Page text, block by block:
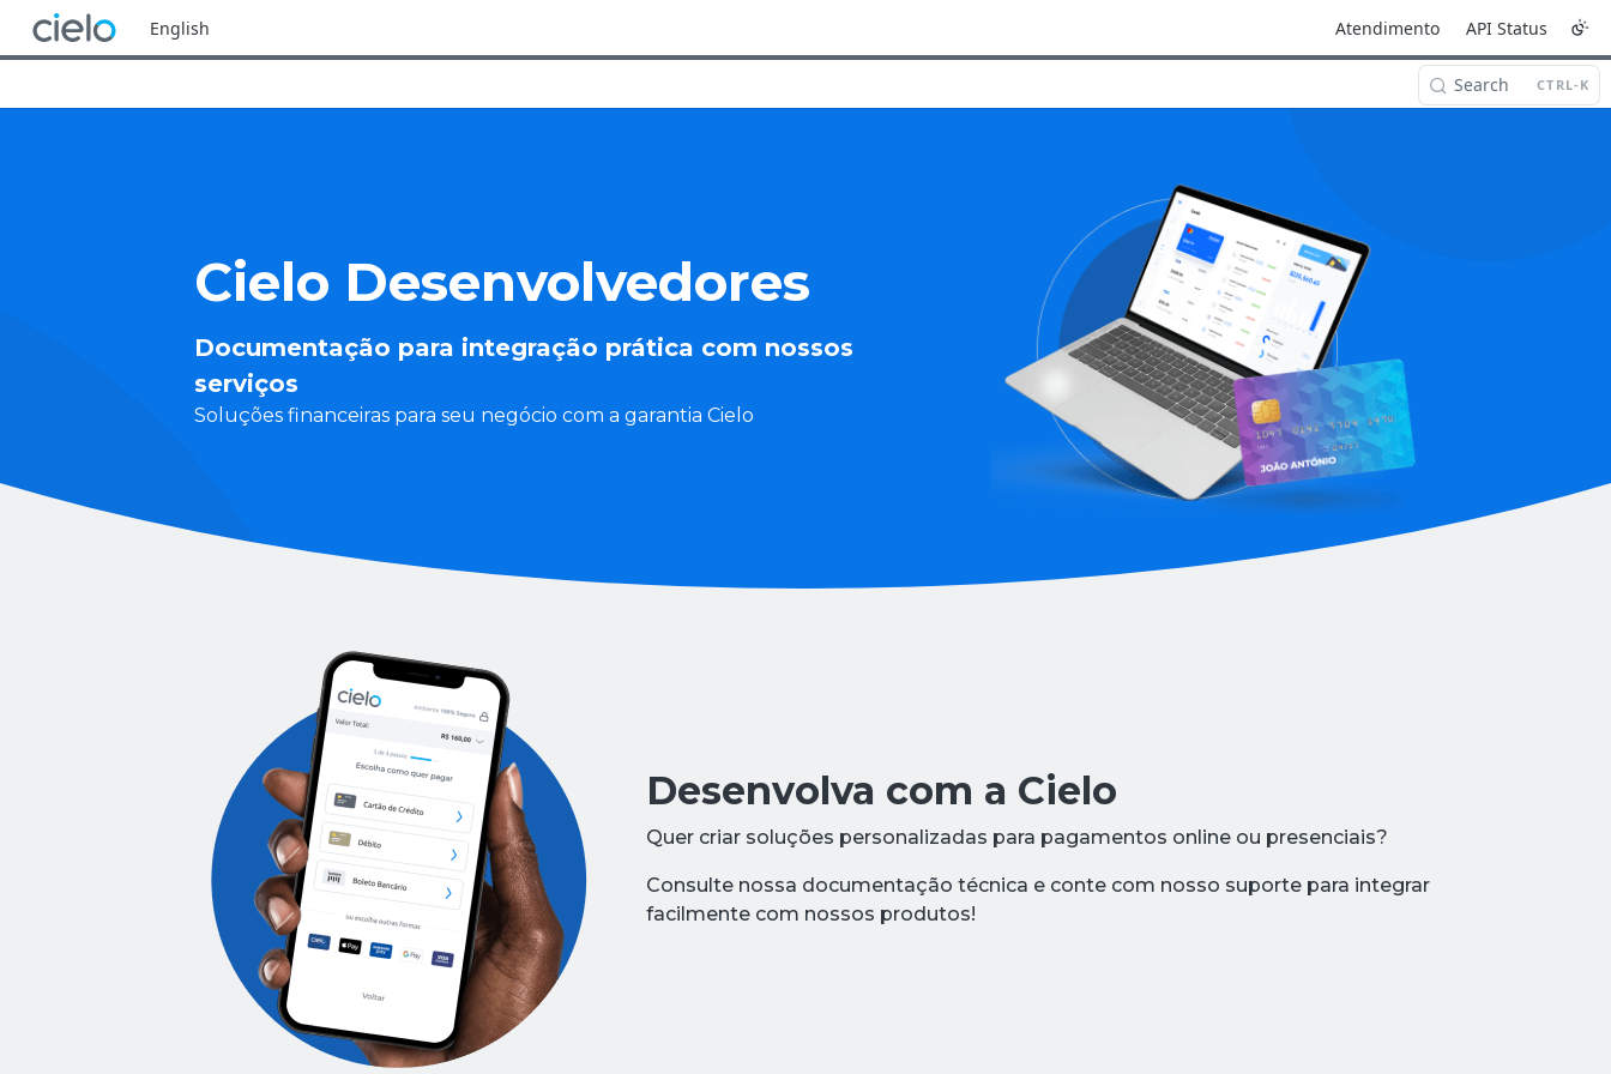
English Atendimento API Status
Search CTRL-K
Cielo Desenvolvedores
Documentação para integração prática com nossos
serviços
Soluções financeiras para seu negócio com a garantia Cielo
Desenvolva com a Cielo
Quer criar soluções personalizadas para pagamentos online ou presenciais?
Consulte nossa documentação técnica e conte com nosso suporte para integrar
facilmente com nossos produtos!​